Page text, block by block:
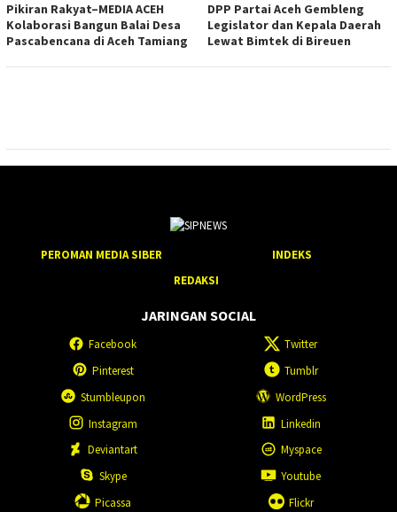
Pikiran Rakyat–MEDIA ACEH
Kolaborasi Bangun Balai Desa
Pascabencana di Aceh Tamiang
DPP Partai Aceh Gembleng
Legislator dan Kepala Daerah
Lewat Bimtek di Bireuen
PEROMAN MEDIA SIBER
INDEKS
REDAKSI
JARINGAN SOCIAL
Facebook
Twitter
Pinterest
Tumblr
Stumbleupon
WordPress
Instagram
Linkedin
Deviantart
Myspace
Skype
Youtube
Picassa
Flickr